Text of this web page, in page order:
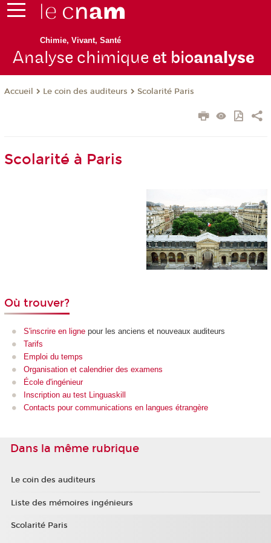
Chimie, Vivant, Santé
Analyse chimique et bioanalyse
Accueil Le coin des auditeurs Scolarité Paris
Scolarité à Paris
Où trouver?
S'inscrire en ligne pour les anciens et nouveaux auditeurs
Tarifs
Emploi du temps
Organisation et calendrier des examens
École d'ingénieur
Inscription au test Linguaskill
Contacts pour communications en langues étrangère
Dans la même rubrique
Le coin des auditeurs
Liste des mémoires ingénieurs
Scolarité Paris